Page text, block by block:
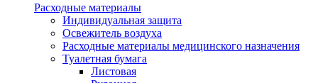
Расходные материалы
Индивидуальная защита
Освежитель воздуха
Расходные материалы медицинского назначения
Туалетная бумага
Листовая